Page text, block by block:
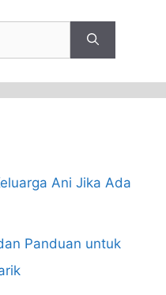
Ani Jika Ada
Panduan untuk